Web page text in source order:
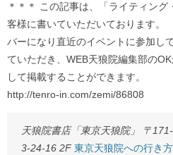
＊＊＊ この記事は、「ライティン
客様に書いていただいております。
バーになり直近のイベントに参加し
ていただき、WEB天狼院編集部の
して掲載することができます。
http://tenro-in.com/zemi/86808
天狼院書店「東京天狼院」 〒
3-24-16 2F 東京天狼院への行き